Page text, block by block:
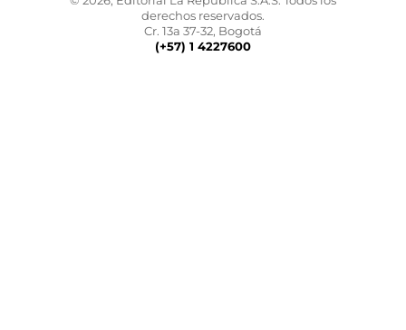
derechos reservados.
Cr. 13a 37-32, Bogotá
(+57) 1 4227600